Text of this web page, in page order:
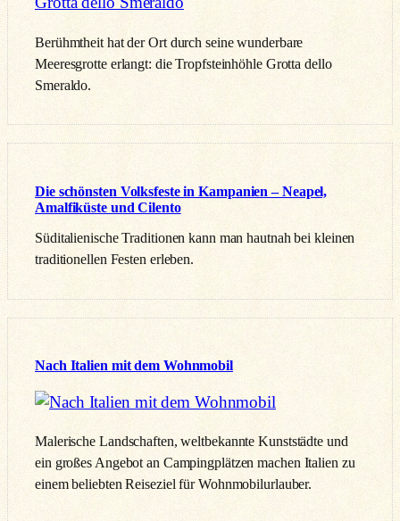
Berühmtheit hat der Ort durch seine wunderbare
Meeresgrotte erlangt: die Tropfsteinhöhle Grotta dello
Smeraldo.
Die schönsten Volksfeste in Kampanien – Neapel,
Amalfiküste und Cilento
Süditalienische Traditionen kann man hautnah bei kleinen
traditionellen Festen erleben.
Nach Italien mit dem Wohnmobil
Malerische Landschaften, weltbekannte Kunststädte und
ein großes Angebot an Campingplätzen machen Italien zu
einem beliebten Reiseziel für Wohnmobilurlauber.